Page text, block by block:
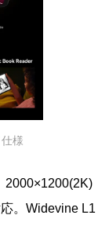
様
2000×1200(2K)
。Widevine L1